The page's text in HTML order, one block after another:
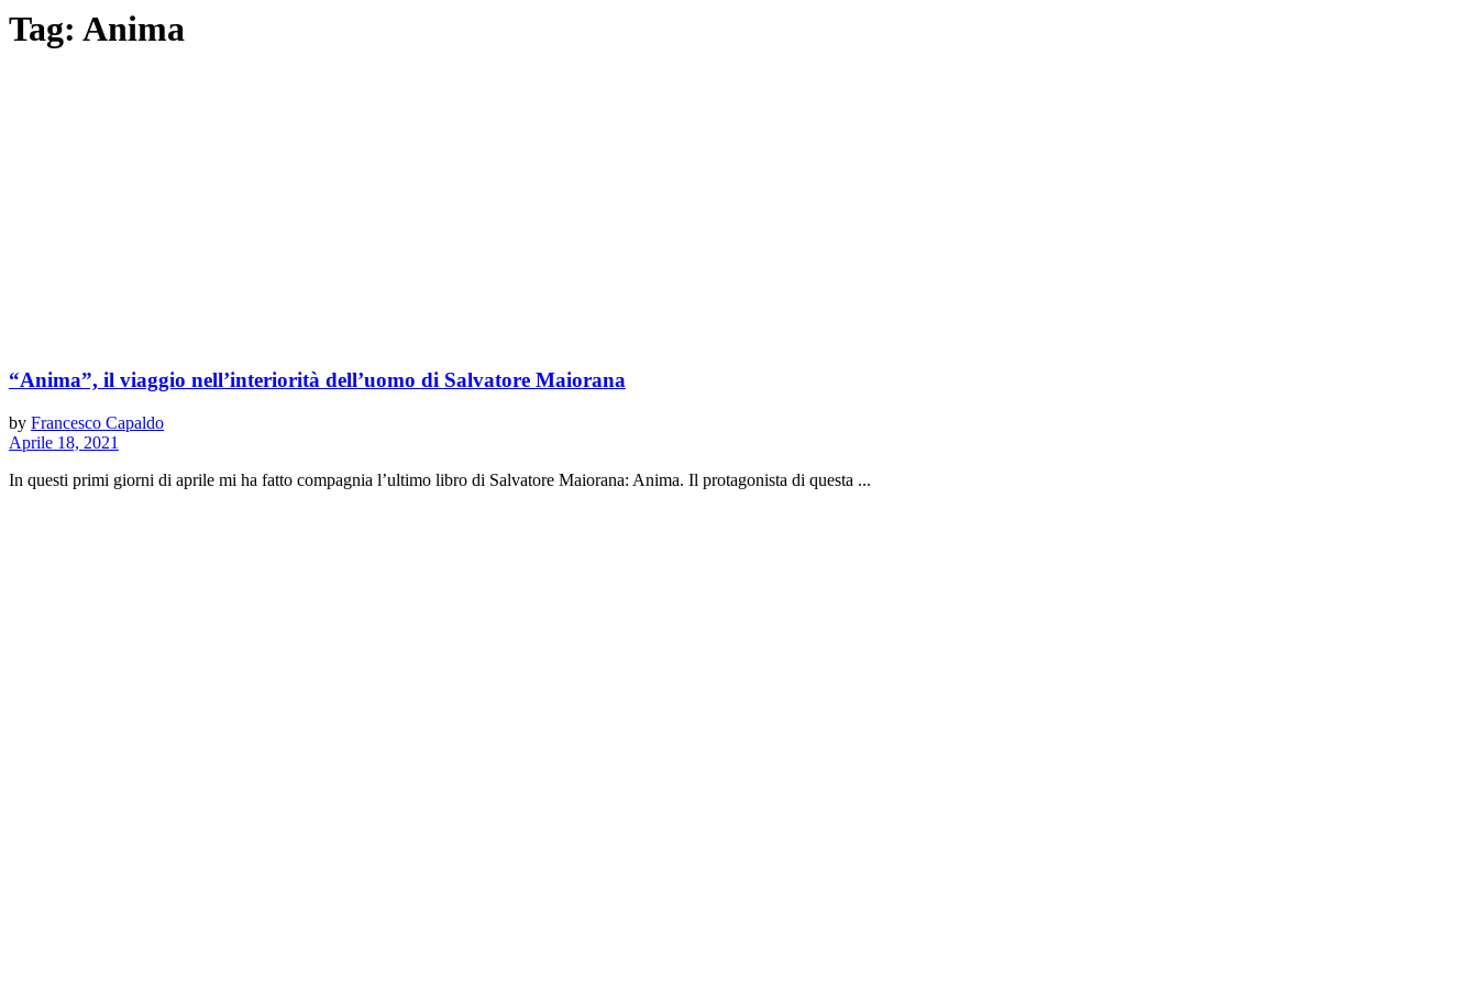
Tag: Anima
“Anima”, il viaggio nell’interiorità dell’uomo di Salvatore Maiorana
by Francesco Capaldo
Aprile 18, 2021
In questi primi giorni di aprile mi ha fatto compagnia l’ultimo libro di Salvatore Maiorana: Anima. Il protagonista di questa ...